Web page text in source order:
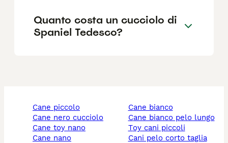
Quanto costa un cucciolo di
Spaniel Tedesco?
cane piccolo
cane nero cucciolo
cane toy nano
cane nano
cane bianco
cane bianco pelo lungo
toy cani piccoli
cani pelo corto taglia